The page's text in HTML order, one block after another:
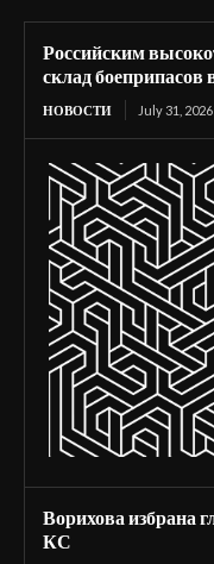
Российским
склад
НОВОСТИ July 31, 2026
Ворихова избрана
КС